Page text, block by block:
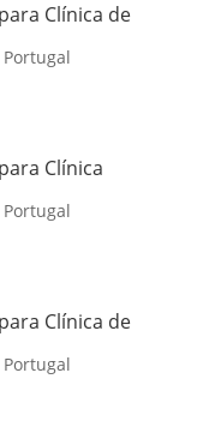
Clínica de
Clínica
Clínica de